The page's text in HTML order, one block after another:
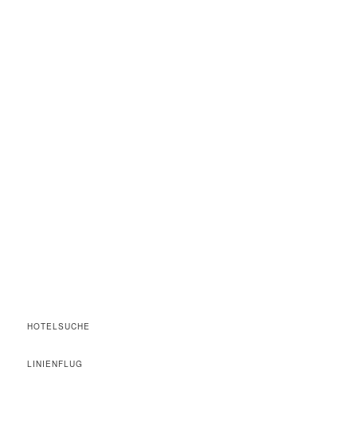
HOTELSUCHE
LINIENFLUG